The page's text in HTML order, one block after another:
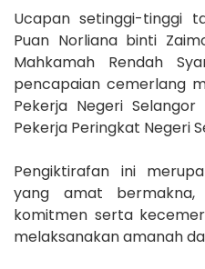
Ucapan setinggi-tinggi
Puan Norliana binti
Mahkamah Rendah
pencapaian cemerlang
Pekerja Negeri
Pekerja Peringkat Negeri
Pengiktirafan ini
yang amat bermakna,
komitmen serta
melaksanakan amanah